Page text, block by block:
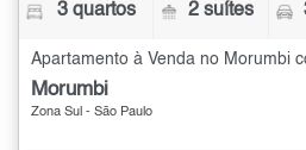
3 quartos 2 suítes
Apartamento à Venda no Morumbi
Morumbi
Zona Sul - São Paulo